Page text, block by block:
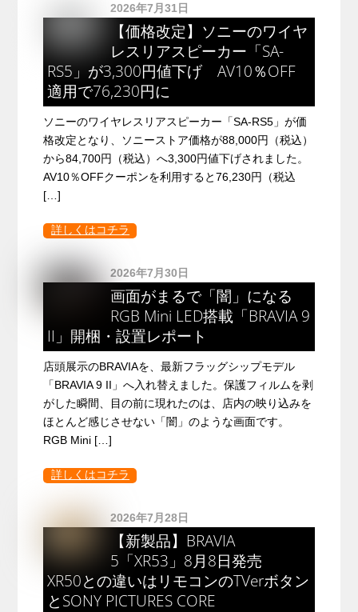
2026年7月31日
【価格改定】ソニーのワイヤ
レスリアスピーカー「SA-
RS5」が3,300円値下げ AV10％OFF
適用で76,230円に
ソニーのワイヤレスリアスピーカー「SA-RS5」が価
格改定となり、ソニーストア価格が88,000円（税込）
から84,700円（税込）へ3,300円値下げされました。
AV10％OFFクーポンを利用すると76,230円（税込
[…]
詳しくはコチラ
2026年7月30日
画面がまるで「闇」になる
RGB Mini LED搭載「BRAVIA 9
II」開梱・設置レポート
店頭展示のBRAVIAを、最新フラッグシップモデル
「BRAVIA 9 II」へ入れ替えました。保護フィルムを剥
がした瞬間、目の前に現れたのは、店内の映り込みを
ほとんど感じさせない「闇」のような画面です。
RGB Mini […]
詳しくはコチラ
2026年7月28日
【新製品】BRAVIA
5「XR53」8月8日発売
XR50との違いはリモコンのTVerボタン
とSONY PICTURES CORE